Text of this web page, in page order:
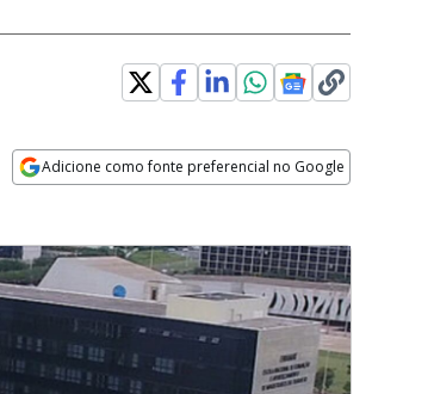
Adicione como fonte preferencial no Google